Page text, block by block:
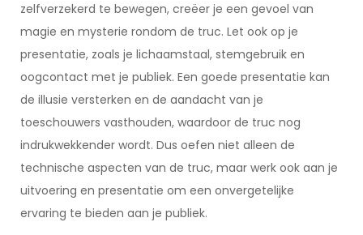
zelfverzekerd te bewegen, creëer je een gevoel van
magie en mysterie rondom de truc. Let ook op je
presentatie, zoals je lichaamstaal, stemgebruik en
oogcontact met je publiek. Een goede presentatie kan
de illusie versterken en de aandacht van je
toeschouwers vasthouden, waardoor de truc nog
indrukwekkender wordt. Dus oefen niet alleen de
technische aspecten van de truc, maar werk ook aan je
uitvoering en presentatie om een onvergetelijke
ervaring te bieden aan je publiek.